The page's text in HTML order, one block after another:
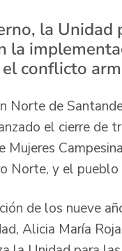
la Unidad
la
conflicto
Norte de
el cierre de
Mujeres
Norte, y el
de los nueve
Alicia María